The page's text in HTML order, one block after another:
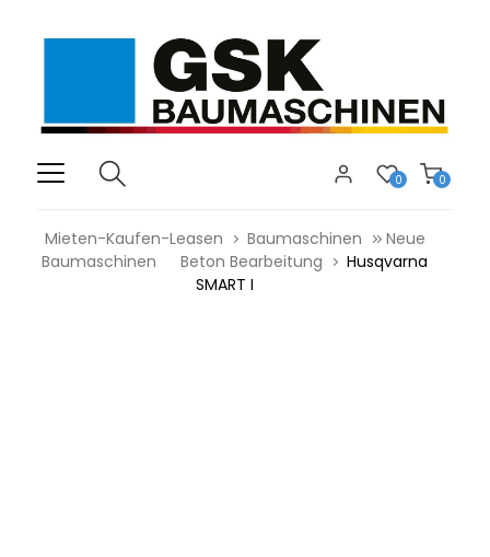
0
0
Mieten-Kaufen-Leasen Baumaschinen
Neue
Baumaschinen
Beton Bearbeitung
Husqvarna
SMART I